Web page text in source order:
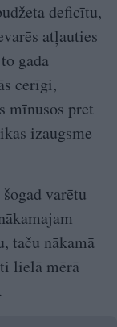
deficītu,
atļauties
gada
cerīgi,
mīnusos pret
izaugsme
varētu
taču nākamā
lielā mērā